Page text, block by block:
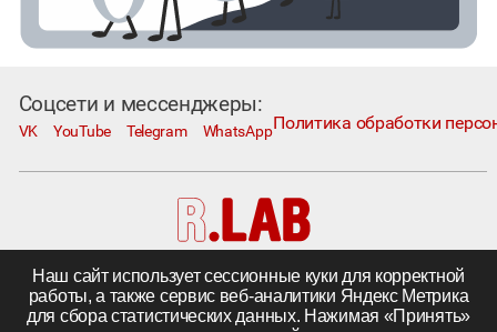
Соцсети и мессенджеры:
VK YouTube Telegram WhatsAppПолитика обработки
Москва, Коровий Вал, д. 1А, стр. 1
Телефон:+7 495 230−1000; e-mail:in@rlab.ru
Другие города|Поставка комплектующих
Наш сайт использует сессионные куки для корректной
работы, а также сервис веб-аналитики Яндекс Метрика
для сбора статистических данных. Нажимая «Принять»